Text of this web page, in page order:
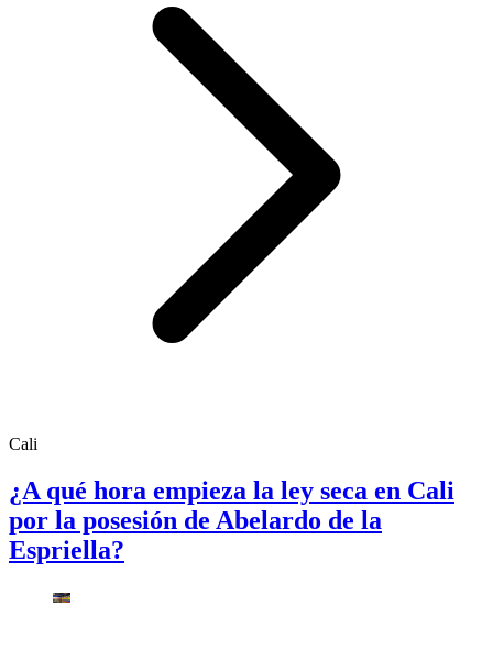
Cali
¿A qué hora empieza la ley seca en Cali
por la posesión de Abelardo de la
Espriella?